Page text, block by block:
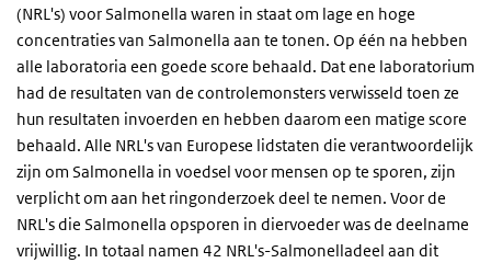
(NRL's) voor Salmonella waren in staat om lage en hoge
concentraties van Salmonella aan te tonen. Op één na hebben
alle laboratoria een goede score behaald. Dat ene laboratorium
had de resultaten van de controlemonsters verwisseld toen ze
hun resultaten invoerden en hebben daarom een matige score
behaald. Alle NRL's van Europese lidstaten die verantwoordelijk
zijn om Salmonella in voedsel voor mensen op te sporen, zijn
verplicht om aan het ringonderzoek deel te nemen. Voor de
NRL's die Salmonella opsporen in diervoeder was de deelname
vrijwillig. In totaal namen 42 NRL's-Salmonelladeel aan dit